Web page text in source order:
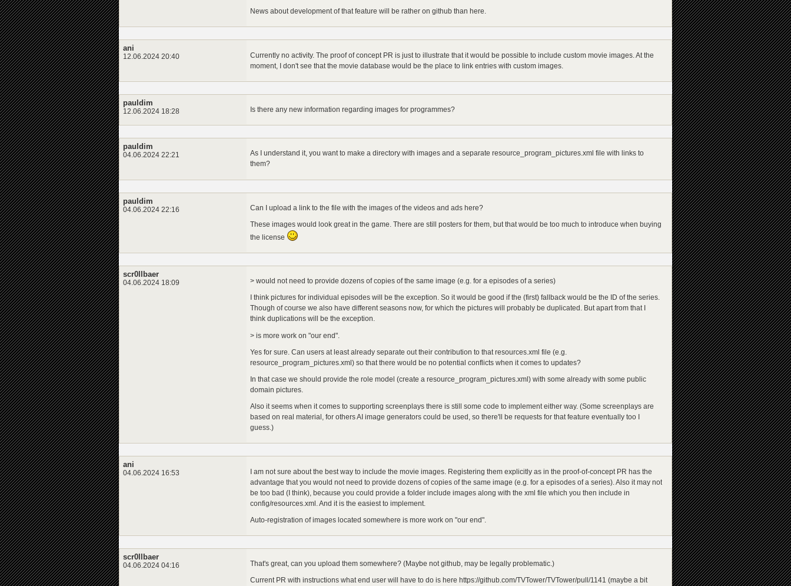
News about development of that feature will be rather on github than here.
ani
12.06.2024 20:40
Currently no activity. The proof of concept PR is just to illustrate that it would be possible to include custom movie images. At the
moment, I don't see that the movie database would be the place to link entries with custom images.
pauldim
12.06.2024 18:28 Is there any new information regarding images for programmes?
pauldim
04.06.2024 22:21
As I understand it, you want to make a directory with images and a separate resource_program_pictures.xml file with links to
them?
pauldim
04.06.2024 22:16 Can I upload a link to the file with the images of the videos and ads here?
These images would look great in the game. There are still posters for them, but that would be too much to introduce when buying
the license
scr0llbaer
04.06.2024 18:09 > would not need to provide dozens of copies of the same image (e.g. for a episodes of a series)
I think pictures for individual episodes will be the exception. So it would be good if the (first) fallback would be the ID of the series.
Though of course we also have different seasons now, for which the pictures will probably be duplicated. But apart from that I
think duplications will be the exception.
> is more work on "our end".
Yes for sure. Can users at least already separate out their contribution to that resources.xml file (e.g.
resource_program_pictures.xml) so that there would be no potential conflicts when it comes to updates?
In that case we should provide the role model (create a resource_program_pictures.xml) with some already with some public
domain pictures.
Also it seems when it comes to supporting screenplays there is still some code to implement either way. (Some screenplays are
based on real material, for others AI image generators could be used, so there'll be requests for that feature eventually too I
guess.)
ani
04.06.2024 16:53
I am not sure about the best way to include the movie images. Registering them explicitly as in the proof-of-concept PR has the
advantage that you would not need to provide dozens of copies of the same image (e.g. for a episodes of a series). Also it may not
be too bad (I think), because you could provide a folder include images along with the xml file which you then include in
config/resources.xml. And it is the easiest to implement.
Auto-registration of images located somewhere is more work on "our end".
scr0llbaer
04.06.2024 04:16 That's great, can you upload them somewhere? (Maybe not github, may be legally problematic.)
Current PR with instructions what end user will have to do is here https://github.com/TVTower/TVTower/pull/1141 (maybe a bit